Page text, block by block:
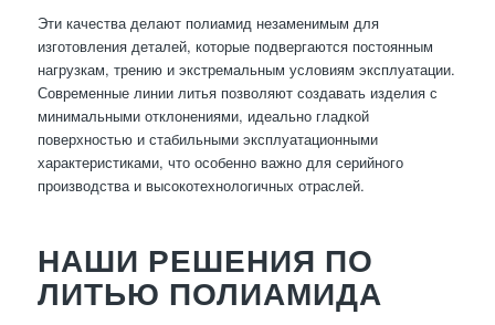
Эти качества делают полиамид незаменимым для
изготовления деталей, которые подвергаются постоянным
нагрузкам, трению и экстремальным условиям эксплуатации.
Современные линии литья позволяют создавать изделия с
минимальными отклонениями, идеально гладкой
поверхностью и стабильными эксплуатационными
характеристиками, что особенно важно для серийного
производства и высокотехнологичных отраслей.
НАШИ РЕШЕНИЯ ПО
ЛИТЬЮ ПОЛИАМИДА